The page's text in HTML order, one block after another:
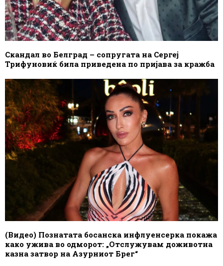
Скандал во Белград – сопругата на Сергеј
Трифуновиќ била приведена по пријава за кражба
(Видео) Познатата босанска инфлуенсерка покажа
како ужива во одморот: „Отслужувам доживотна
казна затвор на Азурниот Брег“